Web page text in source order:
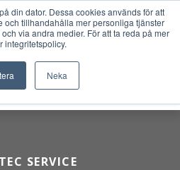
din dator. Dessa cookies används för att
och tillhandahålla mer personliga tjänster
via andra medier. För att ta reda på mer
integritetspolicy.
Neka
SERVICE